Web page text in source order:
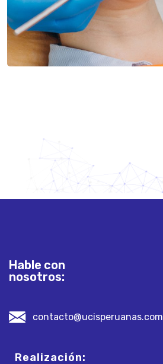
Hable con
nosotros:
contacto@ucisperuanas.com
Realización: